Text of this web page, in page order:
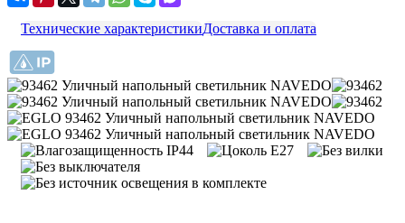
Технические характеристикиДоставка и оплата